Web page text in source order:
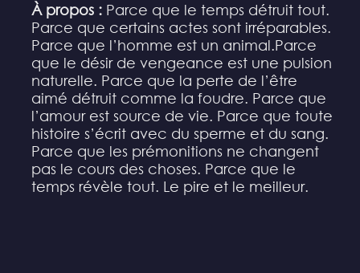
À propos : Parce que le temps détruit tout.
Parce que certains actes sont irréparables.
Parce que l’homme est un animal.Parce
que le désir de vengeance est une pulsion
naturelle. Parce que la perte de l’être
aimé détruit comme la foudre. Parce que
l’amour est source de vie. Parce que toute
histoire s’écrit avec du sperme et du sang.
Parce que les prémonitions ne changent
pas le cours des choses. Parce que le
temps révèle tout. Le pire et le meilleur.